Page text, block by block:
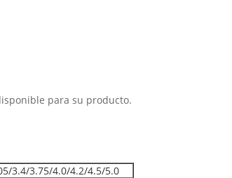
para su producto.
3.4/3.75/4.0/4.2/4.5/5.0